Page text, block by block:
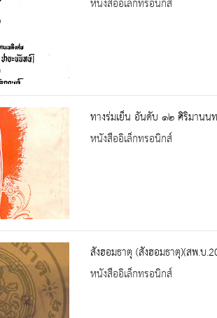
หนังสืออิเล็กทรอนิกส์
ทางร่มเย็น อันดับ ๑๒ ศิริมานน
หนังสืออิเล็กทรอนิกส์
สังฮอมธาตุ (สังฮอมธาตุ)(สพ.บ
หนังสืออิเล็กทรอนิกส์